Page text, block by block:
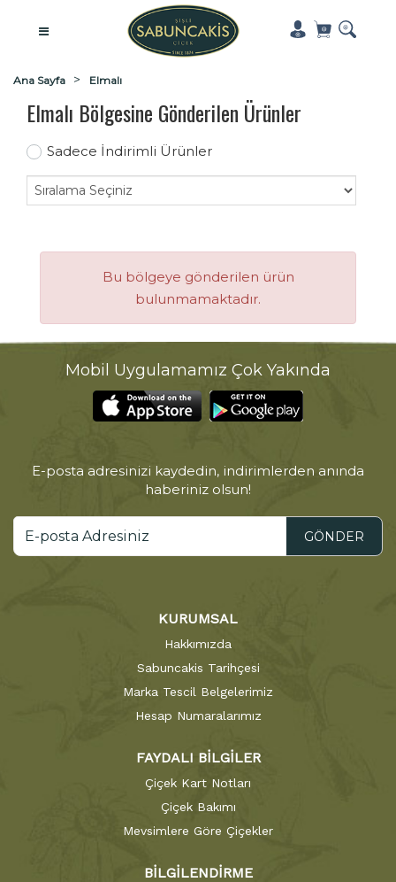
Ana Sayfa Elmalı
Elmalı Bölgesine Gönderilen Ürünler
Sadece İndirimli Ürünler
Bu bölgeye gönderilen ürün
bulunmamaktadır.
Mobil Uygulamamız Çok Yakında
E-posta adresinizi kaydedin, indirimlerden anında
haberiniz olsun!
GÖNDER
KURUMSAL
Hakkımızda
Sabuncakis Tarihçesi
Marka Tescil Belgelerimiz
Hesap Numaralarımız
FAYDALI BİLGİLER
Çiçek Kart Notları
Çiçek Bakımı
Mevsimlere Göre Çiçekler
BİLGİLENDİRME